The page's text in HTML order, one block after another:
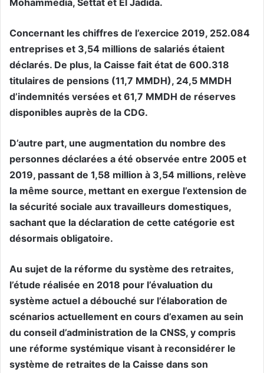
Concernant les chiffres de l’exercice 2019, 252.084
entreprises et 3,54 millions de salariés étaient
déclarés. De plus, la Caisse fait état de 600.318
titulaires de pensions (11,7 MMDH), 24,5 MMDH
d’indemnités versées et 61,7 MMDH de réserves
disponibles auprès de la CDG.
D’autre part, une augmentation du nombre des
personnes déclarées a été observée entre 2005 et
2019, passant de 1,58 million à 3,54 millions, relève
la même source, mettant en exergue l’extension de
la sécurité sociale aux travailleurs domestiques,
sachant que la déclaration de cette catégorie est
désormais obligatoire.
Au sujet de la réforme du système des retraites,
l’étude réalisée en 2018 pour l’évaluation du
système actuel a débouché sur l’élaboration de
scénarios actuellement en cours d’examen au sein
du conseil d’administration de la CNSS, y compris
une réforme systémique visant à reconsidérer le
système de retraites de la Caisse dans son